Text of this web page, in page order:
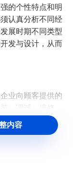
强的个性特点和明
认真分析不同经
展时期不同类型
发与设计，从而
业向顾客提供的
、调试、维修、
价值是构成顾客
上，消费者在选
务越完备，产品
就越大，从而购
内容